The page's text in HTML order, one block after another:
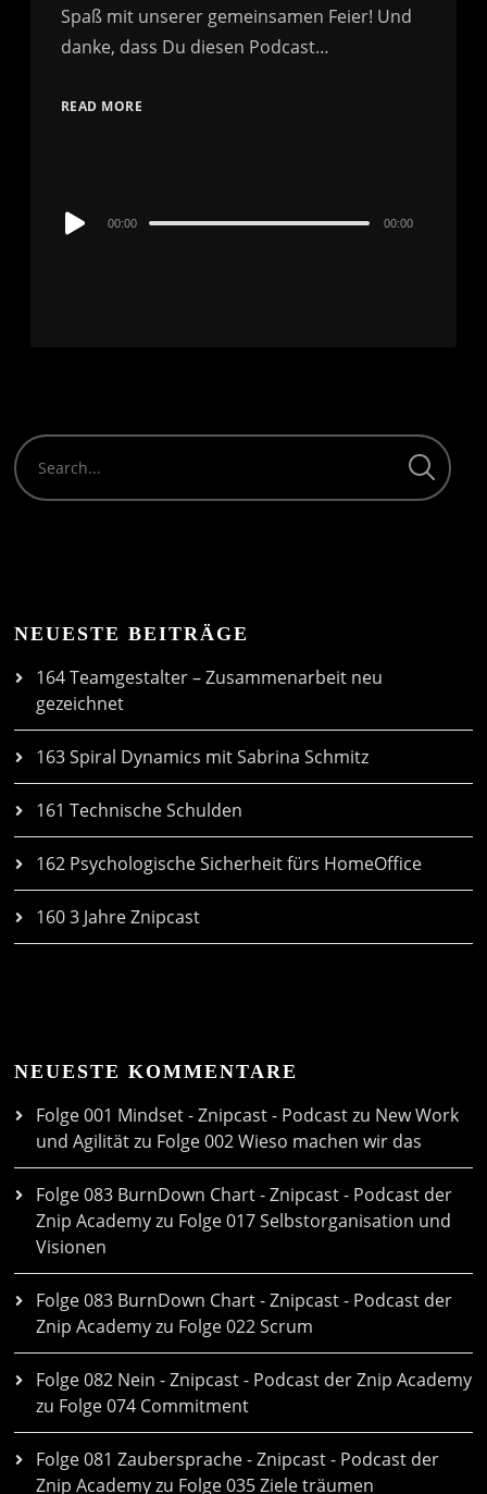
Spaß mit unserer gemeinsamen Feier! Und
danke, dass Du diesen Podcast…
READ MORE
Audio
00:00 00:00
NEUESTE BEITRÄGE
164 Teamgestalter – Zusammenarbeit neu
gezeichnet
163 Spiral Dynamics mit Sabrina Schmitz
161 Technische Schulden
162 Psychologische Sicherheit fürs HomeOffice
160 3 Jahre Znipcast
NEUESTE KOMMENTARE
Folge 001 Mindset - Znipcast - Podcast zu New Work
und Agilitätzu Folge 002 Wieso machen wir das
Folge 083 BurnDown Chart - Znipcast - Podcast der
Znip Academyzu Folge 017 Selbstorganisation und
Visionen
Folge 083 BurnDown Chart - Znipcast - Podcast der
Znip Academyzu Folge 022 Scrum
Folge 082 Nein - Znipcast - Podcast der Znip Academy
zu Folge 074 Commitment
Folge 081 Zaubersprache - Znipcast - Podcast der
Znip Academyzu Folge 035 Ziele träumen